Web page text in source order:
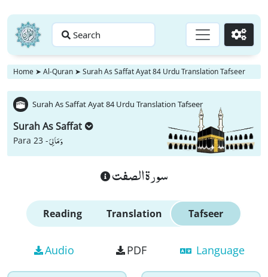
Search Go
Home ➤ Al-Quran ➤ Surah As Saffat Ayat 84 Urdu Translation Tafseer
Surah As Saffat Ayat 84 Urdu Translation Tafseer
Surah As Saffat
Para 23 -وَ مَا لِیَ
سورة الصفت
Reading Translation Tafseer
Audio PDF Language